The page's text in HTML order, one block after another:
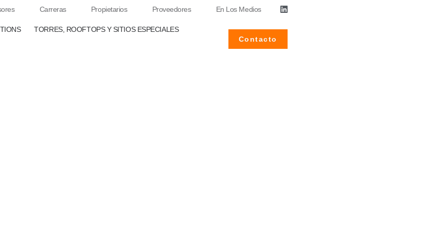
Carreras Propietarios Proveedores En Los Medios
TORRES, ROOFTOPS Y SITIOS ESPECIALES
Contacto